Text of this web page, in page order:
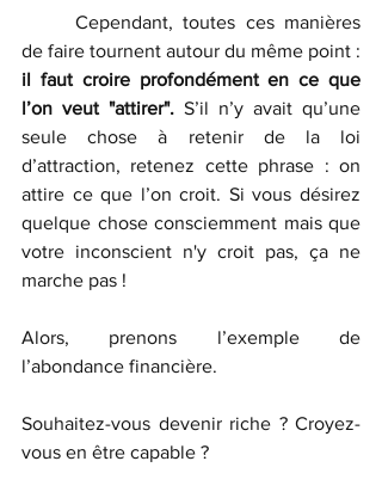
il faut croire profondément en ce que
l’on veut "attirer". S’il n’y avait qu’une
seule chose à retenir de la loi
d’attraction, retenez cette phrase : on
attire ce que l’on croit. Si vous désirez
quelque chose consciemment mais que
votre inconscient n'y croit pas, ça ne
marche pas !
Alors, prenons l’exemple de
l’abondance financière.
Souhaitez-vous devenir riche ? Croyez-
vous en être capable ?